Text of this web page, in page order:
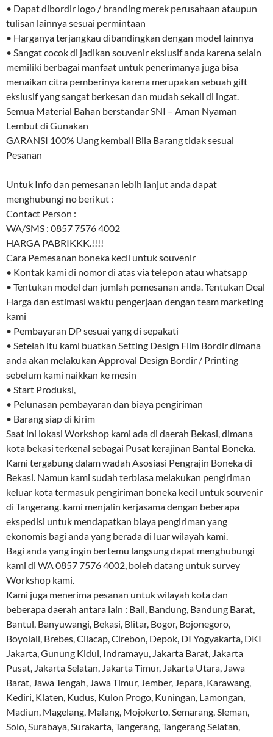
• Dapat dibordir logo / branding merek perusahaan ataupun
tulisan lainnya sesuai permintaan
• Harganya terjangkau dibandingkan dengan model lainnya
• Sangat cocok di jadikan souvenir ekslusif anda karena selain
memiliki berbagai manfaat untuk penerimanya juga bisa
menaikan citra pemberinya karena merupakan sebuah gift
ekslusif yang sangat berkesan dan mudah sekali di ingat.
Semua Material Bahan berstandar SNI – Aman Nyaman
Lembut di Gunakan
GARANSI 100% Uang kembali Bila Barang tidak sesuai
Pesanan
Untuk Info dan pemesanan lebih lanjut anda dapat
menghubungi no berikut :
Contact Person :
WA/SMS : 0857 7576 4002
HARGA PABRIKKK.!!!!
Cara Pemesanan boneka kecil untuk souvenir
• Kontak kami di nomor di atas via telepon atau whatsapp
• Tentukan model dan jumlah pemesanan anda. Tentukan Deal
Harga dan estimasi waktu pengerjaan dengan team marketing
kami
• Pembayaran DP sesuai yang di sepakati
• Setelah itu kami buatkan Setting Design Film Bordir dimana
anda akan melakukan Approval Design Bordir / Printing
sebelum kami naikkan ke mesin
• Start Produksi,
• Pelunasan pembayaran dan biaya pengiriman
• Barang siap di kirim
Saat ini lokasi Workshop kami ada di daerah Bekasi, dimana
kota bekasi terkenal sebagai Pusat kerajinan Bantal Boneka.
Kami tergabung dalam wadah Asosiasi Pengrajin Boneka di
Bekasi. Namun kami sudah terbiasa melakukan pengiriman
keluar kota termasuk pengiriman boneka kecil untuk souvenir
di Tangerang. kami menjalin kerjasama dengan beberapa
ekspedisi untuk mendapatkan biaya pengiriman yang
ekonomis bagi anda yang berada di luar wilayah kami.
Bagi anda yang ingin bertemu langsung dapat menghubungi
kami di WA 0857 7576 4002, boleh datang untuk survey
Workshop kami.
Kami juga menerima pesanan untuk wilayah kota dan
beberapa daerah antara lain : Bali, Bandung, Bandung Barat,
Bantul, Banyuwangi, Bekasi, Blitar, Bogor, Bojonegoro,
Boyolali, Brebes, Cilacap, Cirebon, Depok, DI Yogyakarta, DKI
Jakarta, Gunung Kidul, Indramayu, Jakarta Barat, Jakarta
Pusat, Jakarta Selatan, Jakarta Timur, Jakarta Utara, Jawa
Barat, Jawa Tengah, Jawa Timur, Jember, Jepara, Karawang,
Kediri, Klaten, Kudus, Kulon Progo, Kuningan, Lamongan,
Madiun, Magelang, Malang, Mojokerto, Semarang, Sleman,
Solo, Surabaya, Surakarta, Tangerang, Tangerang Selatan,